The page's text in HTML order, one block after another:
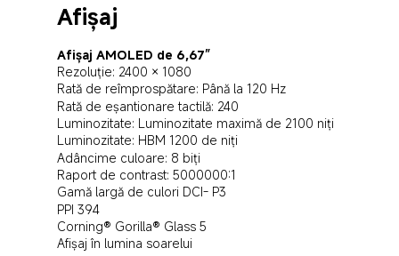
Afișaj
Afișaj AMOLED de 6,67”
Rezoluție: 2400 × 1080
Rată de reîmprospătare: Până la 120 Hz
Rată de eșantionare tactilă: 240
Luminozitate: Luminozitate maximă de 2100 niți
Luminozitate: HBM 1200 de niți
Adâncime culoare: 8 biți
Raport de contrast: 5000000:1
Gamă largă de culori DCI- P3
PPI 394
Corning® Gorilla® Glass 5
Afișaj în lumina soarelui